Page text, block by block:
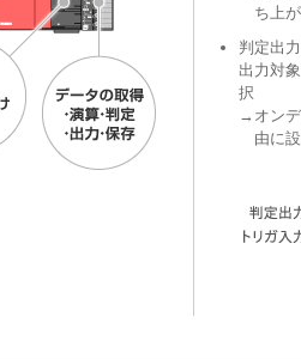
ち上
判定出
出力対
択
→オン
由に